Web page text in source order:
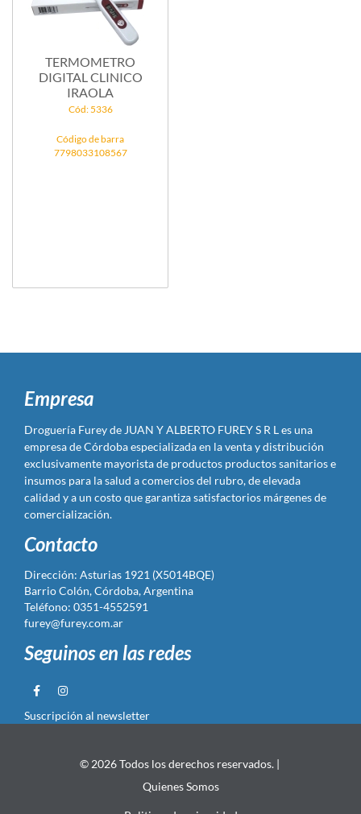
TERMOMETRO
DIGITAL CLINICO
IRAOLA
Cód: 5336
Código de barra
7798033108567
Empresa
Droguería Furey de JUAN Y ALBERTO FUREY S R L es una
empresa de Córdoba especializada en la venta y distribución
exclusivamente mayorista de productos productos sanitarios e
insumos para la salud a comercios del rubro, de elevada
calidad y a un costo que garantiza satisfactorios márgenes de
comercialización.
Contacto
Dirección: Asturias 1921 (X5014BQE)
Barrio Colón, Córdoba, Argentina
Teléfono: 0351-4552591
furey@furey.com.ar
Seguinos en las redes
Suscripción al newsletter
© 2026 Todos los derechos reservados. |
Quienes Somos